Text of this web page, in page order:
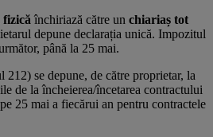
închiriază către un chiariaș tot
depune declarația unică. Impozitul
până la 25 mai.
212) se depune, de către proprietar, la
de la încheierea/încetarea contractului
25 mai a fiecărui an pentru contractele